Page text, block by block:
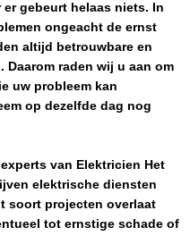
gebeurt helaas niets. In
ongeacht de ernst
altijd betrouwbare en
raden wij u aan om
uw probleem kan
op dezelfde dag nog
van Elektricien Het
elektrische diensten
soort projecten overlaat
tot ernstige schade of